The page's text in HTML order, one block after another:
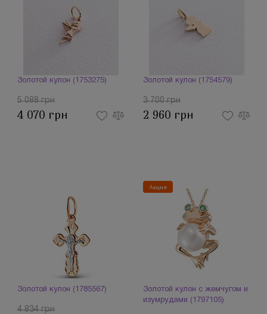
Золотой кулон (1753275)
5 088 грн
4 070 грн
Золотой кулон (1754579)
3 700 грн
2 960 грн
Золотой кулон (1785567)
4 834 грн
Акция
Золотой кулон с жемчугом и
изумрудами (1797105)